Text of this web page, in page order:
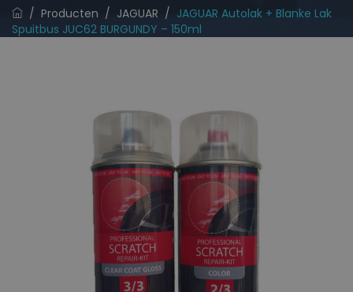
/ Producten / JAGUAR / JAGUAR Autolak + Blanke Lak
Spuitbus JUC62 BURGUNDY – 150ml